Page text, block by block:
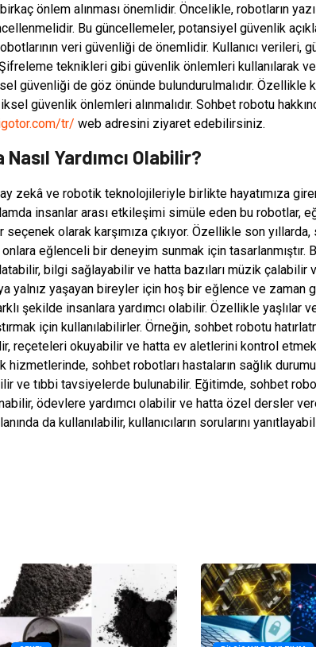
önlem alınması önemlidir. Öncelikle, robotların
Bu güncellemeler, potansiyel güvenlik
veri güvenliği de önemlidir. Kullanıcı verileri,
teknikleri gibi güvenlik önlemleri kullanılarak
güvenliği de göz önünde bulundurulmalıdır. Özellikle
güvenlik önlemleri alınmalıdır. Sohbet robotu
tr/ web adresini ziyaret edebilirsiniz.
Yardımcı Olabilir?
zekâ ve robotik teknolojileriyle birlikte hayatımıza
insanlar arası etkileşimi simüle eden bu robotlar,
olarak karşımıza çıkıyor. Özellikle son
eğlenceli bir deneyim sunmak için tasarlanmıştır.
bilgi sağlayabilir ve hatta bazıları müzik çalabilir
yalnız yaşayan bireyler için hoş bir eğlence ve zaman
şekilde insanlara yardımcı olabilir. Özellikle yaşlılar
için kullanılabilirler. Örneğin, sohbet robotu
reçeteleri okuyabilir ve hatta ev aletlerini kontrol
sohbet robotları hastaların sağlık
ve tıbbi tavsiyelerde bulunabilir. Eğitimde, sohbet
ödevlere yardımcı olabilir ve hatta özel dersler
da kullanılabilir, kullanıcıların sorularını